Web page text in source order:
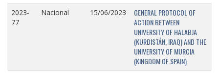
2023-
77
Nacional 15/06/2023
GENERAL PROTOCOL OF
ACTION BETWEEN
UNIVERSITY OF HALABJA
(KURDISTÁN, IRAQ) AND THE
UNIVERSITY OF MURCIA
(KINGDOM OF SPAIN)